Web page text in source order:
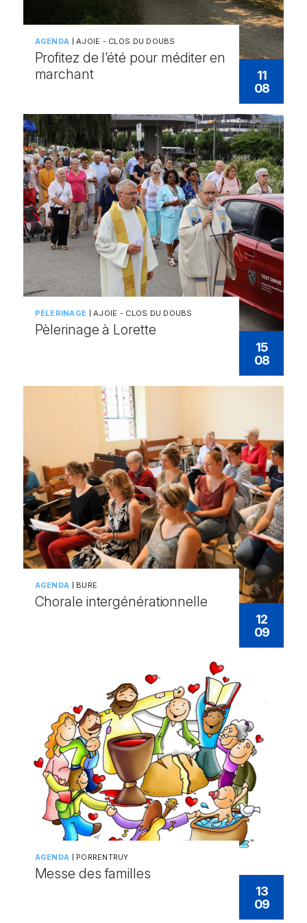
11
08
AGENDA AJOIE - CLOS DU DOUBS
Profitez de l’été pour méditer en
marchant
15
08
PÈLERINAGE AJOIE - CLOS DU DOUBS
Pèlerinage à Lorette
12
09
AGENDA BURE
Chorale intergénérationnelle
13
09
AGENDA PORRENTRUY
Messe des familles